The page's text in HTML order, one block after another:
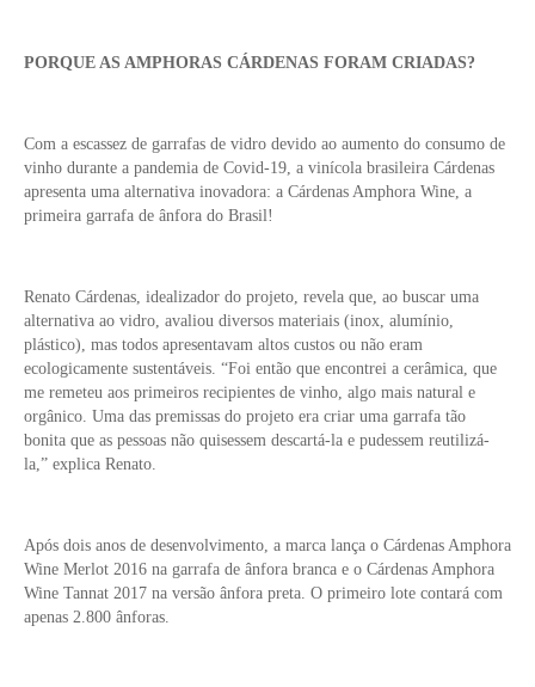
PORQUE AS AMPHORAS CÁRDENAS FORAM CRIADAS?
Com a escassez de garrafas de vidro devido ao aumento do consumo de
vinho durante a pandemia de Covid-19, a vinícola brasileira Cárdenas
apresenta uma alternativa inovadora: a Cárdenas Amphora Wine, a
primeira garrafa de ânfora do Brasil!
Renato Cárdenas, idealizador do projeto, revela que, ao buscar uma
alternativa ao vidro, avaliou diversos materiais (inox, alumínio,
plástico), mas todos apresentavam altos custos ou não eram
ecologicamente sustentáveis. “Foi então que encontrei a cerâmica, que
me remeteu aos primeiros recipientes de vinho, algo mais natural e
orgânico. Uma das premissas do projeto era criar uma garrafa tão
bonita que as pessoas não quisessem descartá-la e pudessem reutilizá-
la,” explica Renato.
Após dois anos de desenvolvimento, a marca lança o Cárdenas Amphora
Wine Merlot 2016 na garrafa de ânfora branca e o Cárdenas Amphora
Wine Tannat 2017 na versão ânfora preta. O primeiro lote contará com
apenas 2.800 ânforas.